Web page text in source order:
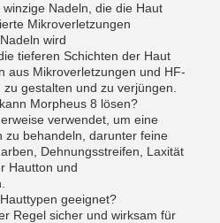
Nadeln, die die Haut
Mikroverletzungen
wird
tieferen Schichten der Haut
aus Mikroverletzungen und HF-
gestalten und zu verjüngen.
Morpheus 8 lösen?
verwendet, um eine
zu behandeln, darunter feine
Dehnungsstreifen, Laxität
Hautton und
geeignet?
Regel sicher und wirksam für